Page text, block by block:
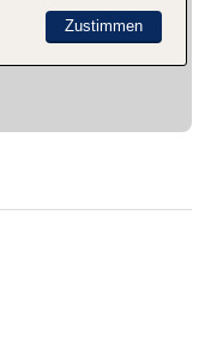
Zustimmen